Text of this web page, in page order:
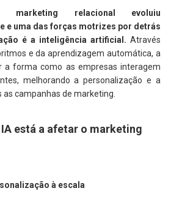
marketing relacional evoluiu
e uma das forças motrizes por detrás
é a inteligência artificial. Através
e da aprendizagem automática, a
a forma como as empresas interagem
melhorando a personalização e a
campanhas de marketing.
IA está a afetar o marketing
à escala